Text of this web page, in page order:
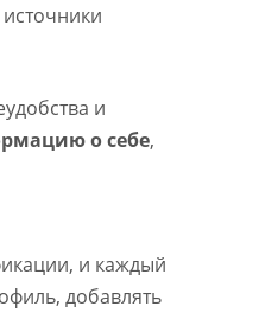
и
о себе,
и каждый
добавлять